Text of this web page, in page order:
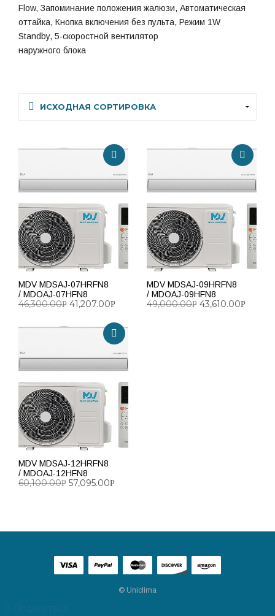
Flow, Запоминание положения жалюзи, Автоматическая
оттайка, Кнопка включения без пульта, Режим 1W
Standby, 5-скоростной вентилятор
наружного блока
MDV MDSAJ-07HRFN8
/ MDOAJ-07HFN8
46,300.00Р 41,207.00Р
ДОБАВИТЬ В КОРЗИНУ
MDV MDSAJ-09HRFN8
/ MDOAJ-09HFN8
49,000.00Р 43,610.00Р
MDV MDSAJ-12HRFN8
/ MDOAJ-12HFN8
60,100.00Р 57,095.00Р
© Uniclima